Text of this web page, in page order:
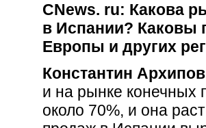
CNews. ru: Какова
в Испании? Каковы
Европы и других
Константин
и на рынке конечных
около 70%, и она